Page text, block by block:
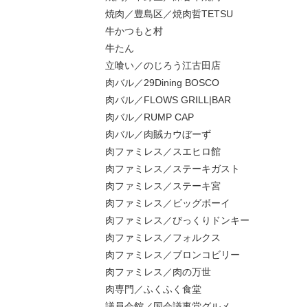
焼肉／豊島区／焼肉哲TETSU
牛かつもと村
牛たん
立喰い／のじろう江古田店
肉バル／29Dining BOSCO
肉バル／FLOWS GRILL|BAR
肉バル／RUMP CAP
肉バル／肉賊カウぼーず
肉ファミレス／スエヒロ館
肉ファミレス／ステーキガスト
肉ファミレス／ステーキ宮
肉ファミレス／ビッグボーイ
肉ファミレス／びっくりドンキー
肉ファミレス／フォルクス
肉ファミレス／ブロンコビリー
肉ファミレス／肉の万世
肉専門／ふくふく食堂